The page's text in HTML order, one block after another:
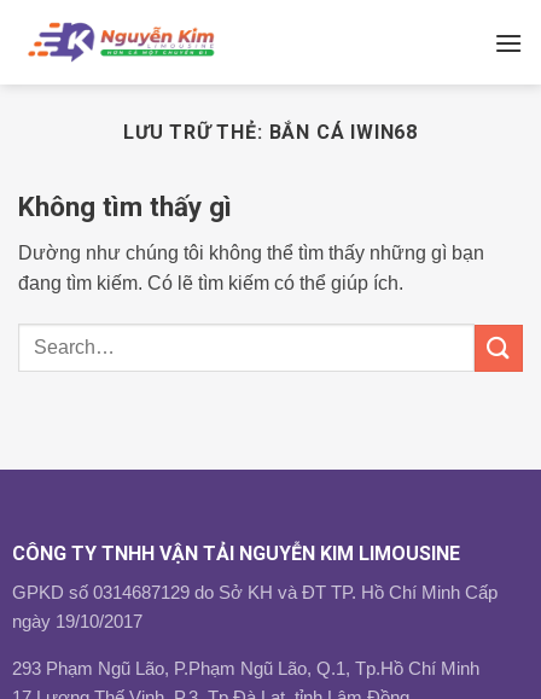
LƯU TRỮ THẺ: BẮN CÁ IWIN68
Không tìm thấy gì
Dường như chúng tôi không thể tìm thấy những gì bạn
đang tìm kiếm. Có lẽ tìm kiếm có thể giúp ích.
CÔNG TY TNHH VẬN TẢI NGUYỄN KIM LIMOUSINE
GPKD số 0314687129 do Sở KH và ĐT TP. Hồ Chí Minh Cấp
ngày 19/10/2017
293 Phạm Ngũ Lão, P.Phạm Ngũ Lão, Q.1, Tp.Hồ Chí Minh